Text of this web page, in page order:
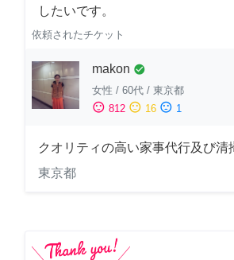
したいです。
依頼されたチケット
makon check_circle
女性 / 60代 / 東京都
sentiment_satisfied 812 sentiment_neutral 16 sentiment_dissatisfied 1
クオリティの高い家事代行及び清
東京都